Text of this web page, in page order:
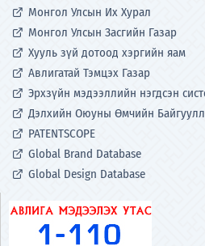
Монгол Улсын Их Хурал
Монгол Улсын Засгийн Газар
Хууль зүй дотоод хэргийн яам
Авлигатай Тэмцэх Газар
Эрхзүйн мэдээллийн нэгдсэн
Дэлхийн Оюуны Өмчийн
PATENTSCOPE
Global Brand Database
Global Design Database